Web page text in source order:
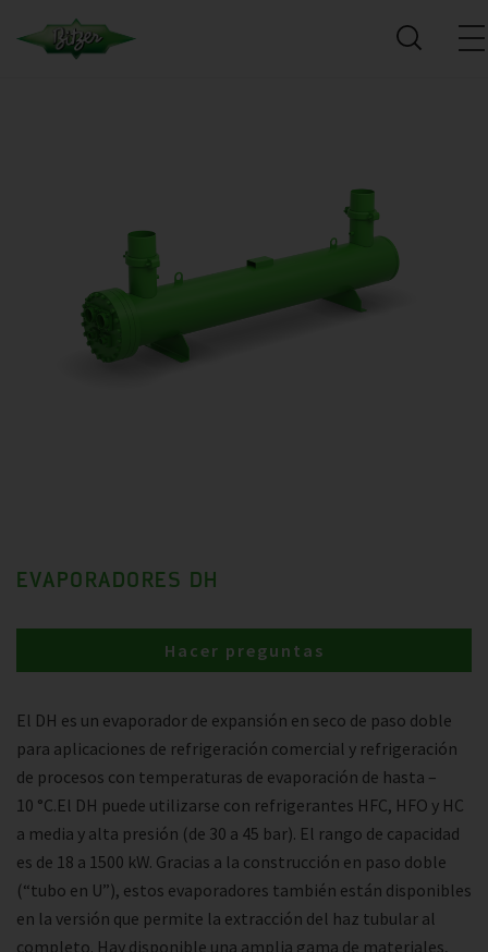
EVAPORADORES DH
El DH es un evaporador de expansión en seco de paso doble
para aplicaciones de refrigeración comercial y refrigeración
de procesos con temperaturas de evaporación de hasta –
10 °C.El DH puede utilizarse con refrigerantes HFC, HFO y HC
a media y alta presión (de 30 a 45 bar). El rango de capacidad
es de 18 a 1500 kW. Gracias a la construcción en paso doble
(“tubo en U”), estos evaporadores también están disponibles
en la versión que permite la extracción del haz tubular al
completo. Hay disponible una amplia gama de materiales,
Hacer preguntas